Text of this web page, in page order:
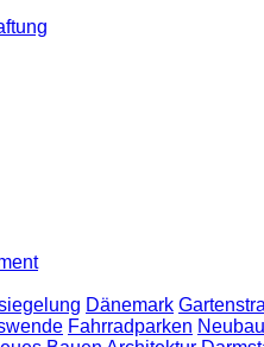
Dänemark
Fahrradparken Neubau